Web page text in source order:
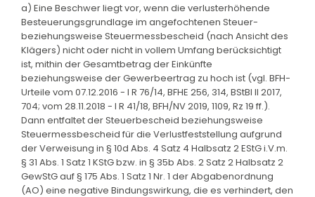
a) Eine Beschwer liegt vor, wenn die verlusterhöhende
Besteuerungsgrundlage im angefochtenen Steuer-
beziehungsweise Steuermessbescheid (nach Ansicht des
Klägers) nicht oder nicht in vollem Umfang berücksichtigt
ist, mithin der Gesamtbetrag der Einkünfte
beziehungsweise der Gewerbeertrag zu hoch ist (vgl. BFH-
Urteile vom 07.12.2016 - I R 76/14, BFHE 256, 314, BStBl II 2017,
704; vom 28.11.2018 - I R 41/18, BFH/NV 2019, 1109, Rz 19 ff.).
Dann entfaltet der Steuerbescheid beziehungsweise
Steuermessbescheid für die Verlustfeststellung aufgrund
der Verweisung in § 10d Abs. 4 Satz 4 Halbsatz 2 EStG i.V.m.
§ 31 Abs. 1 Satz 1 KStG bzw. in § 35b Abs. 2 Satz 2 Halbsatz 2
GewStG auf § 175 Abs. 1 Satz 1 Nr. 1 der Abgabenordnung
(AO) eine negative Bindungswirkung, die es verhindert, den